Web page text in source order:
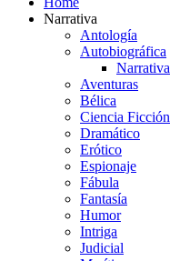
Narrativa
Antología
Autobiográfica
Narrativa
Aventuras
Bélica
Ciencia Ficción
Dramático
Erótico
Espionaje
Fábula
Fantasía
Humor
Intriga
Judicial